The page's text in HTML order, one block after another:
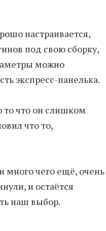
настраивается,
под свою сборку,
можно
экспресс-панелька.
то что он слишком
что то,
много чего ещё, очень
и остаётся
наш выбор.